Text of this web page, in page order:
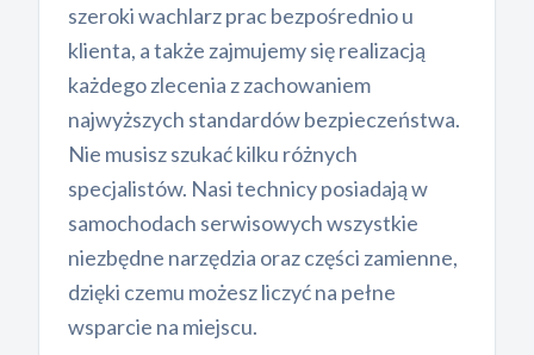
szeroki wachlarz prac bezpośrednio u
klienta, a także zajmujemy się realizacją
każdego zlecenia z zachowaniem
najwyższych standardów bezpieczeństwa.
Nie musisz szukać kilku różnych
specjalistów. Nasi technicy posiadają w
samochodach serwisowych wszystkie
niezbędne narzędzia oraz części zamienne,
dzięki czemu możesz liczyć na pełne
wsparcie na miejscu.